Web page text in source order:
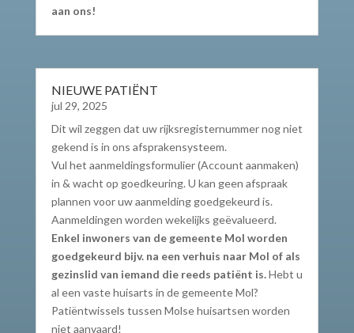
aan ons!
NIEUWE PATIËNT
jul 29, 2025
Dit wil zeggen dat uw rijksregisternummer nog niet
gekend is in ons afsprakensysteem.
Vul het aanmeldingsformulier (Account aanmaken)
in & wacht op goedkeuring. U kan geen afspraak
plannen voor uw aanmelding goedgekeurd is.
Aanmeldingen worden wekelijks geëvalueerd.
Enkel inwoners van de gemeente Mol worden
goedgekeurd bijv. na een verhuis naar Mol of als
gezinslid van iemand die reeds patiënt is.Hebt u
al een vaste huisarts in de gemeente Mol?
Patiëntwissels tussen Molse huisartsen worden
niet aanvaard!